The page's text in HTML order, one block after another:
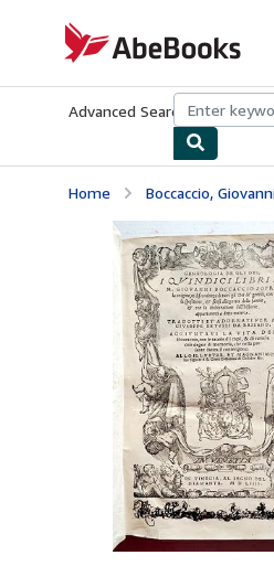
AbeBooks.com
Advanced Search Browse
Home Boccaccio,